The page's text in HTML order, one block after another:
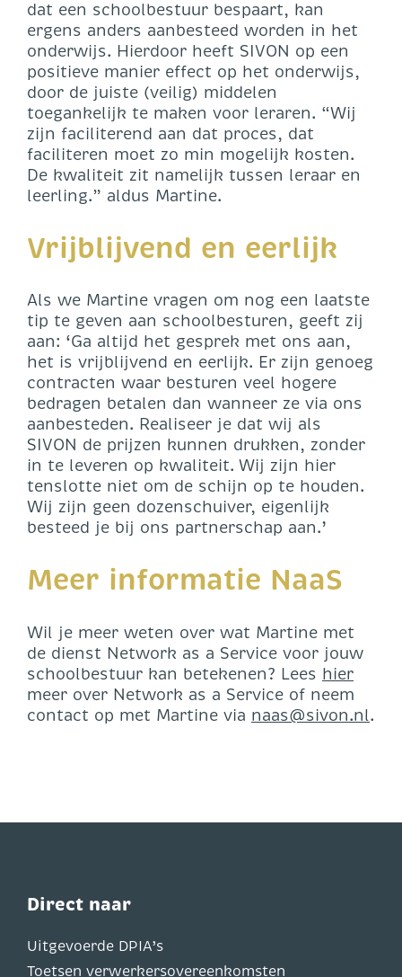
dat een schoolbestuur bespaart, kan
ergens anders aanbesteed worden in het
onderwijs. Hierdoor heeft SIVON op een
positieve manier effect op het onderwijs,
door de juiste (veilig) middelen
toegankelijk te maken voor leraren. “Wij
zijn faciliterend aan dat proces, dat
faciliteren moet zo min mogelijk kosten.
De kwaliteit zit namelijk tussen leraar en
leerling.” aldus Martine.
Vrijblijvend en eerlijk
Als we Martine vragen om nog een laatste
tip te geven aan schoolbesturen, geeft zij
aan: ‘Ga altijd het gesprek met ons aan,
het is vrijblijvend en eerlijk. Er zijn genoeg
contracten waar besturen veel hogere
bedragen betalen dan wanneer ze via ons
aanbesteden. Realiseer je dat wij als
SIVON de prijzen kunnen drukken, zonder
in te leveren op kwaliteit. Wij zijn hier
tenslotte niet om de schijn op te houden.
Wij zijn geen dozenschuiver, eigenlijk
besteed je bij ons partnerschap aan.’
Meer informatie NaaS
Wil je meer weten over wat Martine met
de dienst Network as a Service voor jouw
schoolbestuur kan betekenen? Lees hier
meer over Network as a Service of neem
contact op met Martine via naas@sivon.nl.
Direct naar
Uitgevoerde DPIA’s
Toetsen verwerkersovereenkomsten